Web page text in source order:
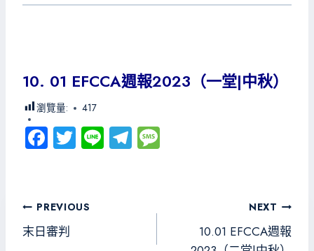
10. 01 EFCCA週報2023（一堂|中秋）
瀏覽量: 417
Fa
o
ok
T
er
Li Te
文
章
PREVIOUS
末日審判
NEXT
10.01 EFCCA週報